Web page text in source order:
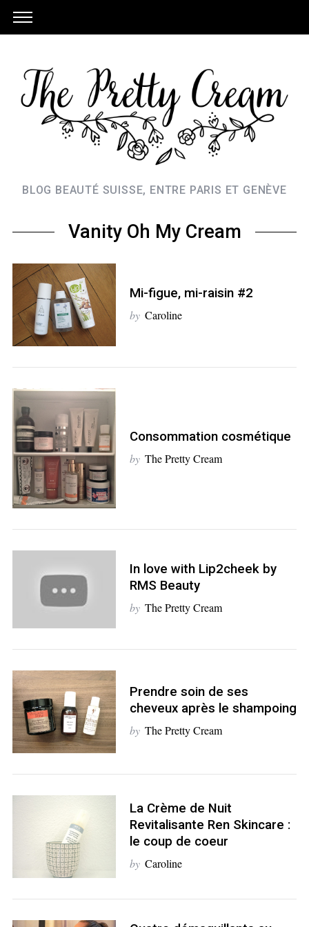
BLOG BEAUTÉ SUISSE, ENTRE PARIS ET GENÈVE
Vanity Oh My Cream
Mi-figue, mi-raisin #2
by Caroline
Consommation cosmétique
by The Pretty Cream
In love with Lip2cheek by
RMS Beauty
by The Pretty Cream
Prendre soin de ses
cheveux après le shampoing
by The Pretty Cream
La Crème de Nuit
Revitalisante Ren Skincare :
le coup de coeur
by Caroline
S
e
a
f
o
r
: